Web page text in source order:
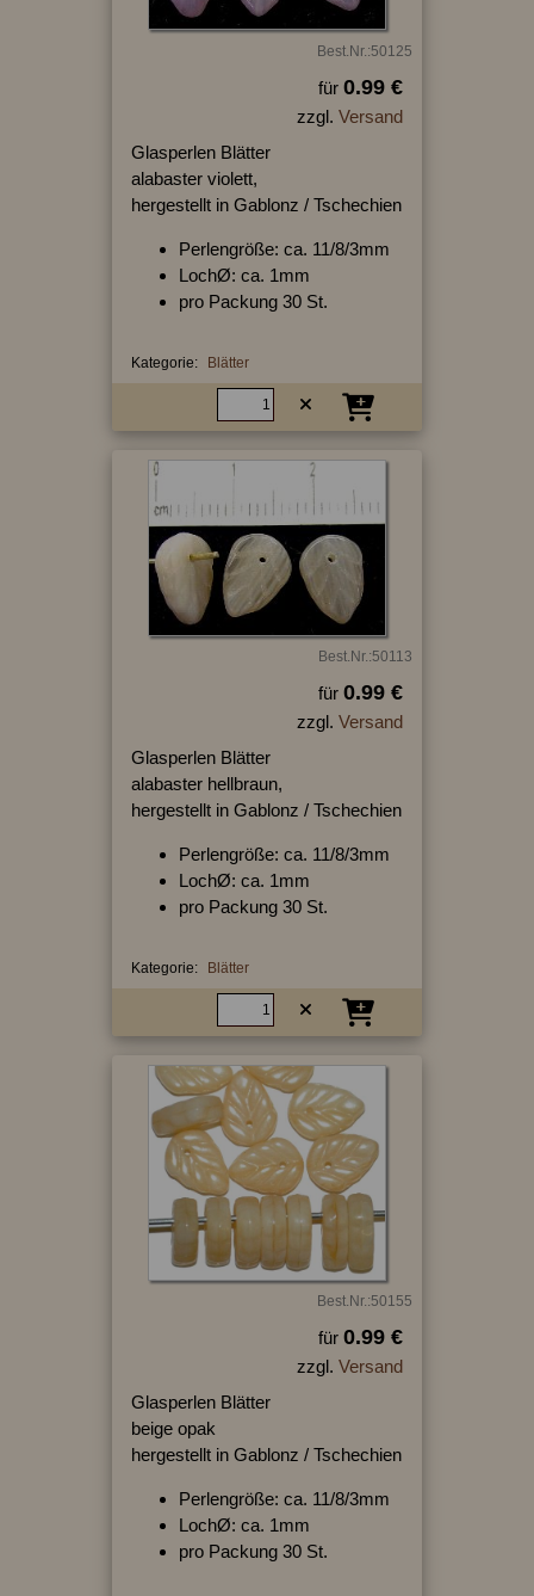
Best.Nr.:50125
für 0.99 €
zzgl. Versand
Glasperlen Blätter
alabaster violett,
hergestellt in Gablonz / Tschechien
Perlengröße: ca. 11/8/3mm
LochØ: ca. 1mm
pro Packung 30 St.
Kategorie: Blätter
Best.Nr.:50113
für 0.99 €
zzgl. Versand
Glasperlen Blätter
alabaster hellbraun,
hergestellt in Gablonz / Tschechien
Perlengröße: ca. 11/8/3mm
LochØ: ca. 1mm
pro Packung 30 St.
Kategorie: Blätter
Best.Nr.:50155
für 0.99 €
zzgl. Versand
Glasperlen Blätter
beige opak
hergestellt in Gablonz / Tschechien
Perlengröße: ca. 11/8/3mm
LochØ: ca. 1mm
pro Packung 30 St.